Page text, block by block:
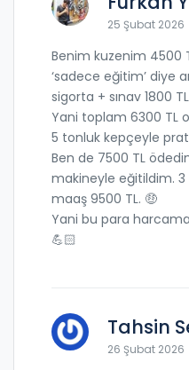
25 Şubat 2026
Benim kuzenim 4500
‘sadece eğitim’ diye
sigorta + sınav 1800
Yani toplam 6300 TL
5 tonluk kepçeyle
Ben de 7500 TL
makineyle eğitildim.
maaş 9500 TL. 🤑
Yani bu para
💪🏻
Tahsin
26 Şubat 2026